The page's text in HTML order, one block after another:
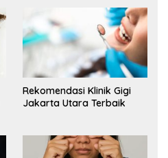
Rekomendasi Klinik Gigi
Jakarta Utara Terbaik